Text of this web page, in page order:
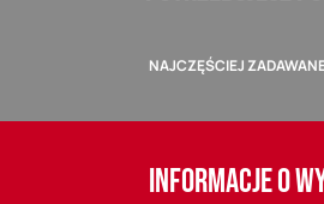
NAJCZĘŚCIEJ
INFORMACJE O